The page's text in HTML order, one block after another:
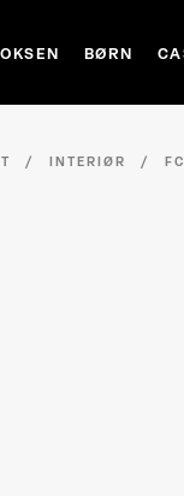
BØRN
/INTERIØR /